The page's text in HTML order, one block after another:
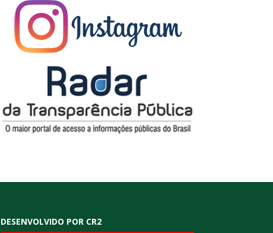
DESENVOLVIDO POR CR2